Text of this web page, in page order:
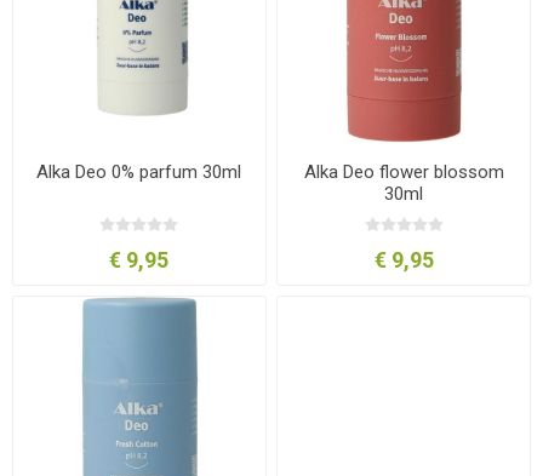
Alka Deo 0% parfum 30ml
€ 9,95
Alka Deo flower blossom
30ml
€ 9,95